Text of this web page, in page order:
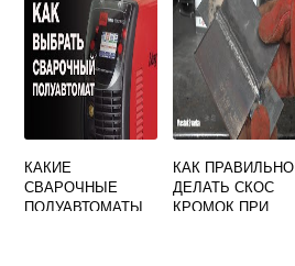
ТАБЛИЦА
КАКИЕ
СВАРОЧНЫЕ
ПОЛУАВТОМАТЫ
КАК ПРАВИЛЬНО
ДЕЛАТЬ СКОС
КРОМОК ПРИ